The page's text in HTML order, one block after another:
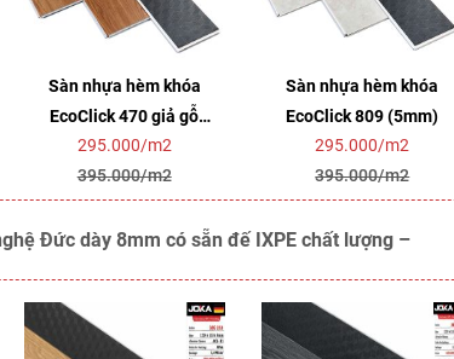
Sàn nhựa hèm khóa
EcoClick 470 giả gỗ
(5mm)
295.000/m2
395.000/m2
Sàn nhựa hèm khóa
EcoClick 809 (5mm)
295.000/m2
395.000/m2
Đức dày 8mm có sẵn đế IXPE chất lượng –